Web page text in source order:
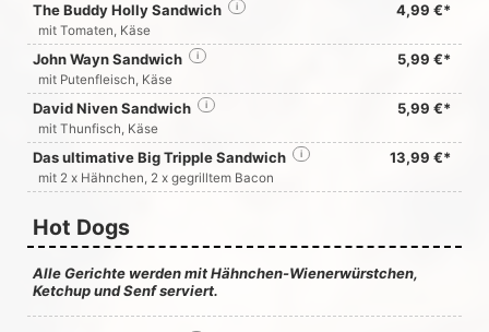
The Buddy Holly Sandwich 4,99 €*
i
mit Tomaten, Käse
John Wayn Sandwich 5,99 €*
i
mit Putenfleisch, Käse
David Niven Sandwich 5,99 €*
i
mit Thunfisch, Käse
Das ultimative Big Tripple Sandwich 13,99 €*
i
mit 2 x Hähnchen, 2 x gegrilltem Bacon
Hot Dogs
Alle Gerichte werden mit Hähnchen-Wienerwürstchen,
Ketchup und Senf serviert.